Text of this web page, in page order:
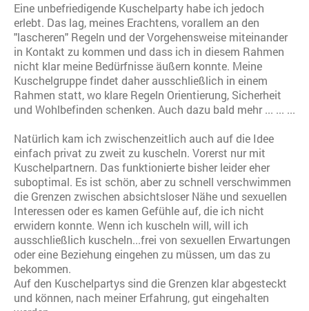
Eine unbefriedigende Kuschelparty habe ich jedoch
erlebt. Das lag, meines Erachtens, vorallem an den
"lascheren" Regeln und der Vorgehensweise miteinander
in Kontakt zu kommen und dass ich in diesem Rahmen
nicht klar meine Bedürfnisse äußern konnte. Meine
Kuschelgruppe findet daher ausschließlich in einem
Rahmen statt, wo klare Regeln Orientierung, Sicherheit
und Wohlbefinden schenken. Auch dazu bald mehr ... ... ...
Natürlich kam ich zwischenzeitlich auch auf die Idee
einfach privat zu zweit zu kuscheln. Vorerst nur mit
Kuschelpartnern. Das funktionierte bisher leider eher
suboptimal. Es ist schön, aber zu schnell verschwimmen
die Grenzen zwischen absichtsloser Nähe und sexuellen
Interessen oder es kamen Gefühle auf, die ich nicht
erwidern konnte. Wenn ich kuscheln will, will ich
ausschließlich kuscheln...frei von sexuellen Erwartungen
oder eine Beziehung eingehen zu müssen, um das zu
bekommen.
Auf den Kuschelpartys sind die Grenzen klar abgesteckt
und können, nach meiner Erfahrung, gut eingehalten